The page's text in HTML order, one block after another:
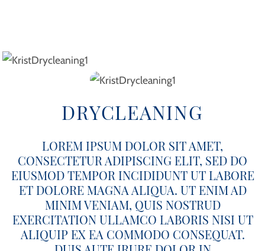
DRYCLEANING
LOREM IPSUM DOLOR SIT AMET,
CONSECTETUR ADIPISCING ELIT, SED DO
EIUSMOD TEMPOR INCIDIDUNT UT LABORE
ET DOLORE MAGNA ALIQUA. UT ENIM AD
MINIM VENIAM, QUIS NOSTRUD
EXERCITATION ULLAMCO LABORIS NISI UT
ALIQUIP EX EA COMMODO CONSEQUAT.